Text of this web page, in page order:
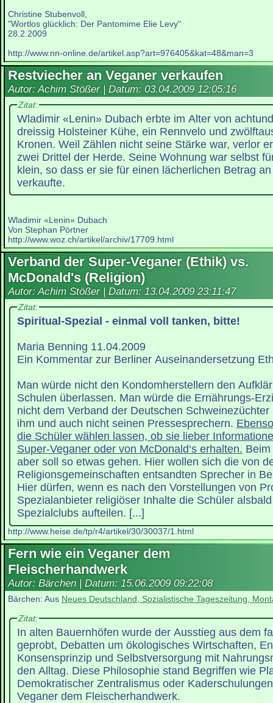
Christine Stubenvoll,
"Wortlos glücklich: Der Pantomime Elie Levy"
28.2.2009
http://www.nn-online.de/artikel.asp?art=976405&kat=48&man=3
Restviecher an Veganer verkaufen
Autor: Achim Stößer | Datum: 03.04.2009 12:05:16
Zitat:
Wladimir «Lenin» Dubach erbte im Alter von
dreissig Holsteiner Kühe, ein Rennvelo und
Kronen. Weil Zählen nicht seine Stärke war, verlor
zwei Drittel der Herde. Seine Wohnung war selbst
klein, so dass er sie für einen lächerlichen Betrag
verkaufte.
Wladimir «Lenin» Dubach
Von Stephan Pörtner
http://www.woz.ch/artikel/archiv/17709.html
Verband der Super-Veganer (Ethik) vs.
McDonald's (Religion)
Autor: Achim Stößer | Datum: 13.04.2009 23:11:47
Zitat:
Spiritual-Spezial - einmal voll tanken, bitte!
Maria Benning 11.04.2009
Ein Kommentar zur Berliner Auseinandersetzung
Man würde nicht den Kondomherstellern den
Schulen überlassen. Man würde die Ernährungs-
nicht dem Verband der Deutschen
ihm und auch nicht seinen Pressesprechern.
die Schüler wählen lassen, ob sie lieber
Super-Veganer oder von McDonald‘s erhalten.
aber soll so etwas gehen. Hier wollen sich die von
Religionsgemeinschaften entsandten Sprecher in
Hier dürfen, wenn es nach den Vorstellungen von
Spezialanbieter religiöser Inhalte die Schüler
Spezialclubs aufteilen. [...]
http://www.heise.de/tp/r4/artikel/30/30037/1.html
Fern wie ein Veganer dem
Fleischerhandwerk
Autor: Bärchen | Datum: 15.06.2009 09:22:08
Bärchen: Aus Neues Deutschland, Sozialistische Tageszeitung,
Zitat:
In alten Bauernhöfen wurde der Ausstieg aus dem
geprobt, Debatten um ökologisches Wirtschaften,
Konsensprinzip und Selbstversorgung mit
den Alltag. Diese Philosophie stand Begriffen wie
Demokratischer Zentralismus oder
Veganer dem Fleischerhandwerk.